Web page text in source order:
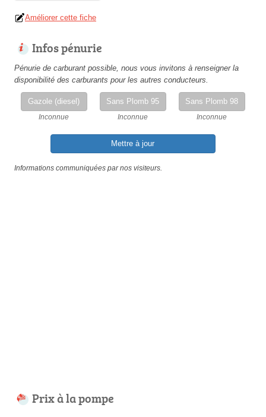
Améliorer cette fiche
Infos pénurie
Pénurie de carburant possible, nous vous invitons à renseigner la
disponibilité des carburants pour les autres conducteurs.
Gazole (diesel)
Inconnue
Sans Plomb 95
Inconnue
Sans Plomb 98
Inconnue
Mettre à jour
Informations communiquées par nos visiteurs.
Prix à la pompe